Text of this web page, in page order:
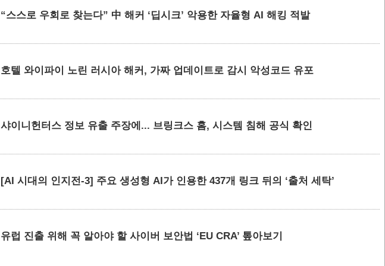
“스스로 우회로 찾는다” 中 해커 ‘딥시크’ 악용한 자율형 AI 해킹 적발
호텔 와이파이 노린 러시아 해커, 가짜 업데이트로 감시 악성코드 유포
샤이니헌터스 정보 유출 주장에... 브링크스 홈, 시스템 침해 공식 확인
[AI 시대의 인지전-3] 주요 생성형 AI가 인용한 437개 링크 뒤의 ‘출처 세탁’
유럽 진출 위해 꼭 알아야 할 사이버 보안법 ‘EU CRA’ 톺아보기